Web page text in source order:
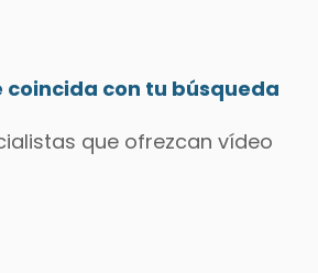
con tu búsqueda
que ofrezcan vídeo